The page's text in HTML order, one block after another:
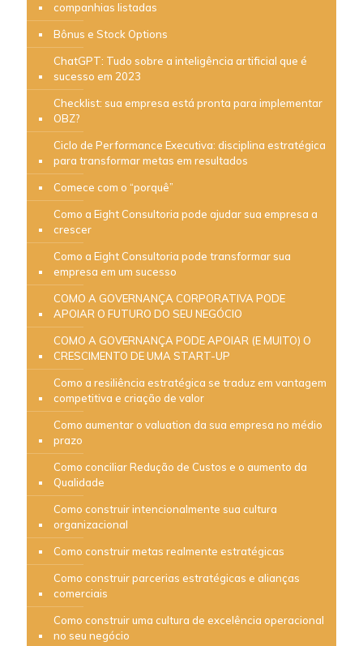
companhias listadas
Bônus e Stock Options
ChatGPT: Tudo sobre a inteligência artificial que é
sucesso em 2023
Checklist: sua empresa está pronta para implementar
OBZ?
Ciclo de Performance Executiva: disciplina estratégica
para transformar metas em resultados
Comece com o “porquê”
Como a Eight Consultoria pode ajudar sua empresa a
crescer
Como a Eight Consultoria pode transformar sua
empresa em um sucesso
COMO A GOVERNANÇA CORPORATIVA PODE
APOIAR O FUTURO DO SEU NEGÓCIO
COMO A GOVERNANÇA PODE APOIAR (E MUITO) O
CRESCIMENTO DE UMA START-UP
Como a resiliência estratégica se traduz em vantagem
competitiva e criação de valor
Como aumentar o valuation da sua empresa no médio
prazo
Como conciliar Redução de Custos e o aumento da
Qualidade
Como construir intencionalmente sua cultura
organizacional
Como construir metas realmente estratégicas
Como construir parcerias estratégicas e alianças
comerciais
Como construir uma cultura de excelência operacional
no seu negócio